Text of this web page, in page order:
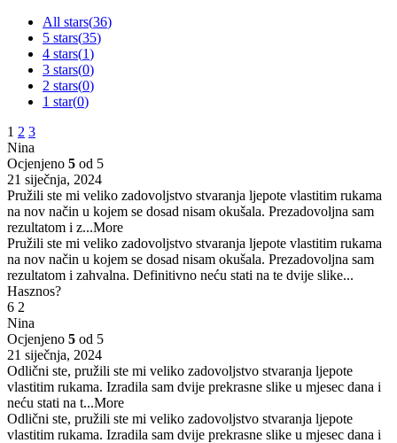
All stars(36)
5 stars(35)
4 stars(1)
3 stars(0)
2 stars(0)
1 star(0)
1 2 3
Nina
Ocjenjeno 5 od 5
21 siječnja, 2024
Pružili ste mi veliko zadovoljstvo stvaranja ljepote vlastitim rukama
na nov način u kojem se dosad nisam okušala. Prezadovoljna sam
rezultatom i z...More
Pružili ste mi veliko zadovoljstvo stvaranja ljepote vlastitim rukama
na nov način u kojem se dosad nisam okušala. Prezadovoljna sam
rezultatom i zahvalna. Definitivno neću stati na te dvije slike...
Hasznos?
6 2
Nina
Ocjenjeno 5 od 5
21 siječnja, 2024
Odlični ste, pružili ste mi veliko zadovoljstvo stvaranja ljepote
vlastitim rukama. Izradila sam dvije prekrasne slike u mjesec dana i
neću stati na t...More
Odlični ste, pružili ste mi veliko zadovoljstvo stvaranja ljepote
vlastitim rukama. Izradila sam dvije prekrasne slike u mjesec dana i